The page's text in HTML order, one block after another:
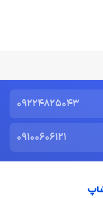
09224825043
09100606121